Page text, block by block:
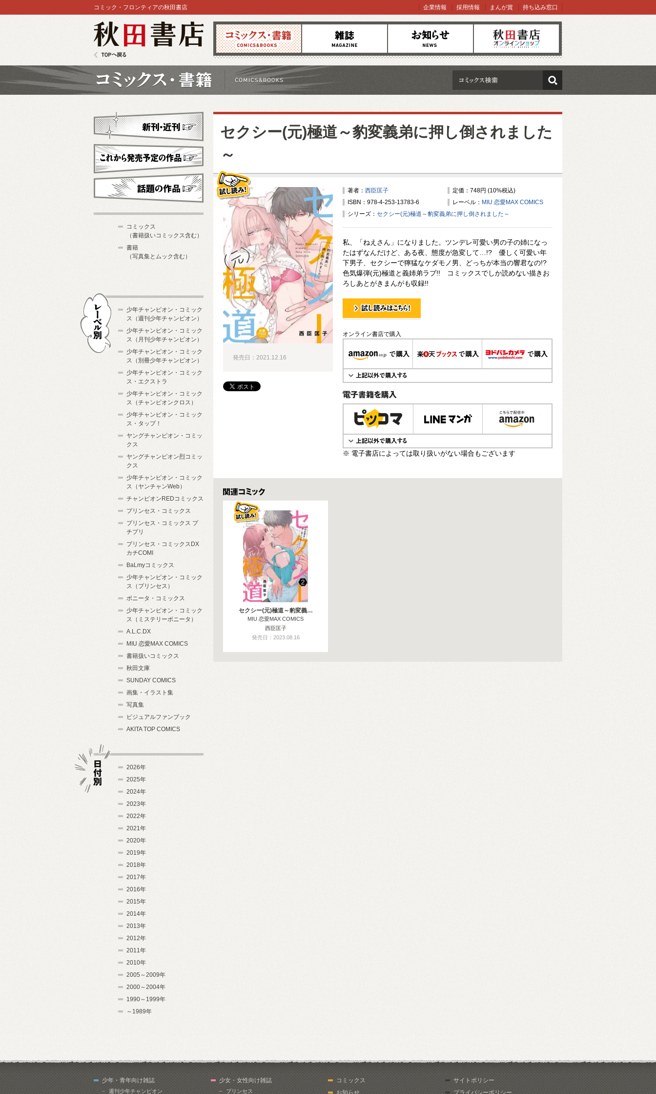
コミックス 雑誌 お知らせ オンラインショップ
コミック・フロンティアの秋田書店 企業情報 採用情報 まんが賞 持ち込み窓口
検索
セクシー(元)極道～豹変義弟に押し倒されました
～
著者： 西臣匡子
定価：748円 (10%税込)
ISBN：978-4-253-13783-6
レーベル： MIU 恋愛MAX COMICS
シリーズ： セクシー(元)極道～豹変義弟に押し倒されました～
私、「ねえさん」になりました。ツンデレ可愛い男の子の姉になっ
たはずなんだけど、ある夜、態度が急変して…!? 優しく可愛い年
下男子、セクシーで獰猛なケダモノ男、どっちが本当の響君なの!?
色気爆弾(元)極道と義姉弟ラブ!! コミックスでしか読めない描きお
ろしあとがきまんがも収録!!
試し読み！
オンライン書店で購入
電子書籍で購入
※ 電子書店によっては取り扱いがない場合もございます
発売日：2021.12.16
関連コミックス
セクシー(元)極道～豹変義…
MIU 恋愛MAX COMICS
西臣匡子
発売日：2023.08.16
新刊・近刊
これから発売予定
コミックス
（書籍扱いコミックス含む）
書籍
（写真集とムック含む）
少年チャンピオン・コミック
ス（週刊少年チャンピオン）
少年チャンピオン・コミック
ス（月刊少年チャンピオン）
少年チャンピオン・コミック
ス（別冊少年チャンピオン）
少年チャンピオン・コミック
ス・エクストラ
少年チャンピオン・コミック
ス（チャンピオンクロス）
少年チャンピオン・コミック
ス・タップ！
ヤングチャンピオン・コミッ
クス
ヤングチャンピオン烈コミッ
クス
少年チャンピオン・コミック
ス（ヤンチャンWeb）
チャンピオンREDコミックス
プリンセス・コミックス
プリンセス・コミックス プ
チプリ
プリンセス・コミックスDX
カチCOMI
BaLmyコミックス
少年チャンピオン・コミック
ス（プリンセス）
ボニータ・コミックス
少年チャンピオン・コミック
ス（ミステリーボニータ）
A.L.C.DX
MIU 恋愛MAX COMICS
書籍扱いコミックス
秋田文庫
SUNDAY COMICS
画集・イラスト集
写真集
ビジュアルファンブック
AKITA TOP COMICS
2026年
2025年
2024年
2023年
2022年
2021年
2020年
2019年
2018年
2017年
2016年
2015年
2014年
2013年
2012年
2011年
2010年
2005～2009年
2000～2004年
1990～1999年
～1989年
少年・青年向け雑誌
週刊少年チャンピオン
少女・女性向け雑誌
プリンセス
コミックス
お知らせ
サイトポリシー
プライバシーポリシー